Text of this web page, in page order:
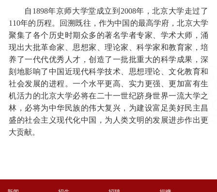
自1898年京师大学堂成立到2008年，北京大学走过了
110年的历程。回溯既往，作为中国的最高学府，北京大学
聚集了各个历史时期众多的著名学者专家、学术大师，涌
现出大批革命家、思想家、理论家、科学家和教育家，培
养了一代代优秀人才，创造了一批批重大的科学成果，深
刻地影响了中国近现代科学技术、思想理论、文化教育和
社会发展的进程。一个水平更高、实力更强、更加富有生
机活力的北京大学必将在二十一世纪跻身世界一流大学之
林，必将为中华民族的伟大复兴，为建设富足美好民主昌
盛的社会主义现代化中国，为人类文明的发展进步作出更
大贡献。